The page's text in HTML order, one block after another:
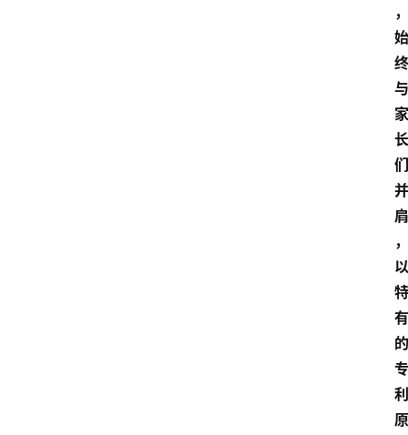
，
始
终
与
家
长
们
并
肩
，
以
特
有
的
专
利
原